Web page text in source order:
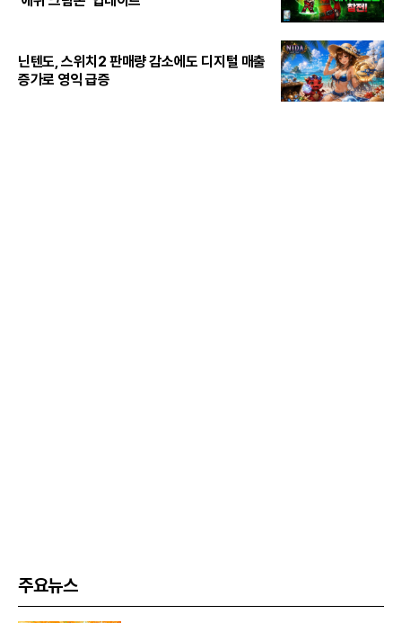
닌텐도, 스위치2 판매량 감소에도 디지털 매출
증가로 영익 급증
주요뉴스